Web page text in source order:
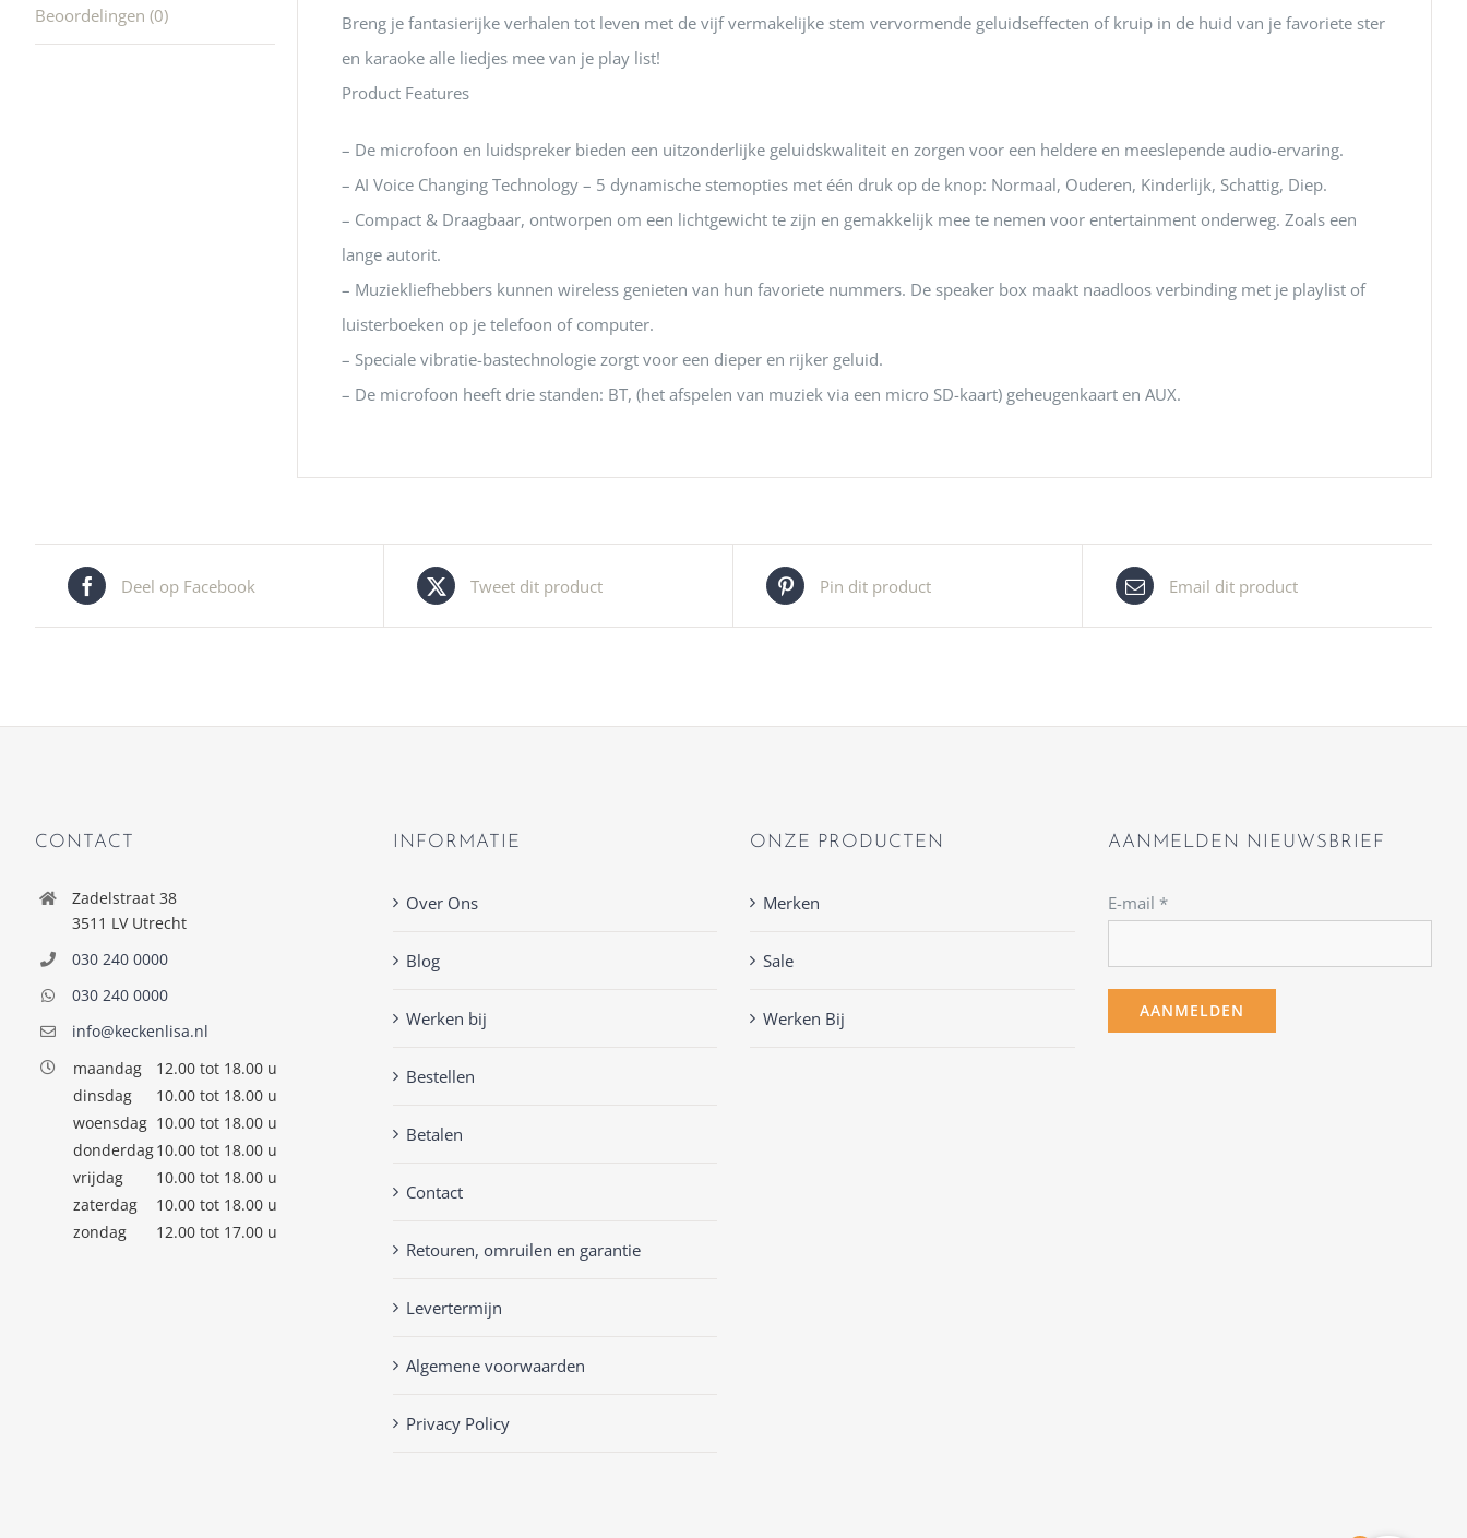
Beoordelingen (0)
Breng je fantasierijke verhalen tot leven met de vijf vermakelijke stem vervormende geluidseffecten of kruip in de huid van je favoriete ster
en karaoke alle liedjes mee van je play list!
Product Features
– De microfoon en luidspreker bieden een uitzonderlijke geluidskwaliteit en zorgen voor een heldere en meeslepende audio-ervaring.
– AI Voice Changing Technology – 5 dynamische stemopties met één druk op de knop: Normaal, Ouderen, Kinderlijk, Schattig, Diep.
– Compact & Draagbaar, ontworpen om een lichtgewicht te zijn en gemakkelijk mee te nemen voor entertainment onderweg. Zoals een
lange autorit.
– Muziekliefhebbers kunnen wireless genieten van hun favoriete nummers. De speaker box maakt naadloos verbinding met je playlist of
luisterboeken op je telefoon of computer.
– Speciale vibratie-bastechnologie zorgt voor een dieper en rijker geluid.
– De microfoon heeft drie standen: BT, (het afspelen van muziek via een micro SD-kaart) geheugenkaart en AUX.
Deel op Facebook Tweet dit product Pin dit product Email dit product
CONTACT
Zadelstraat 38
3511 LV Utrecht
030 240 0000
030 240 0000
info@keckenlisa.nl
maandag
12.00 tot 18.00 u
dinsdag
10.00 tot 18.00 u
woensdag 10.00 tot 18.00 u
donderdag10.00 tot 18.00 u
vrijdag
10.00 tot 18.00 u
zaterdag
10.00 tot 18.00 u
zondag
12.00 tot 17.00 u
INFORMATIE
Over Ons
Blog
Werken bij
Bestellen
Betalen
Contact
Retouren, omruilen en garantie
Levertermijn
Algemene voorwaarden
Privacy Policy
ONZE PRODUCTEN
Merken
Sale
Werken Bij
AANMELDEN NIEUWSBRIEF
E-mail *